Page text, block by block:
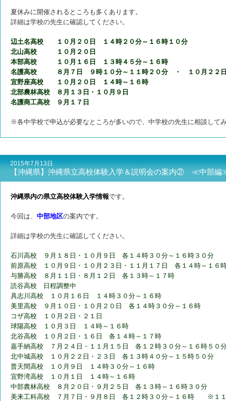
夏休みに開催されるところも多くあります。
詳細は学校の先生に確認してください。
辺土名高校 １０月２０日 １４時２０分～１６時１０分
北山高校 １０月２０日
本部高校 １０月１６日 １３時４５分～１６時
名護高校 ８月７日 ９時１０分～１１時２０分 ・ １０月２２
宜野座高校 １０月２０日 １４時～１６時
北部農林高校 ８月１３日・１０月９日
名護商工高校 ９月１７日
※各中学校で申込が必要なところが多いので、中学校の先生に相談して
2015年7月13日
【沖縄県】沖縄県立高校体験入学＆説明会の案内② ≪中部
沖縄県内の県立高校体験入学情報です。
今回は、 中部地区の案内です。
詳細は学校の先生に確認してください。
石川高校 ９月１８日・１０月９日 各１４時３０分～１６時３０分
前原高校 １０月９日・１０月２３日・１１月１７日 各１４時～１６
与勝高校 ８月１１日・８月１２日 各１３時～１７時
読谷高校 日程調整中
具志川高校 １０月１６日 １４時３０分～１６時
美里高校 ９月１０日・１０月２０日 各１４時３０分～１６時
コザ高校 １０月２日・２１日
球陽高校 １０月３日 １４時～１６時
北谷高校 １０月２日・１６日 各１４時～１７時
嘉手納高校 ７月２４日・１１月１５日 各１２時３０分～１６時５０
北中城高校 １０月２２日・２３日 各１３時４０分～１５時５０分
普天間高校 １０月９日 １４時３０分～１６時
宜野湾高校 １０月１日 １４時～１６時
中部農林高校 ８月２０日・９月２５日 各１３時～１６時３０分
美来工科高校 ７月７日・９月８日 各１２時３０分～１６時 ※１１